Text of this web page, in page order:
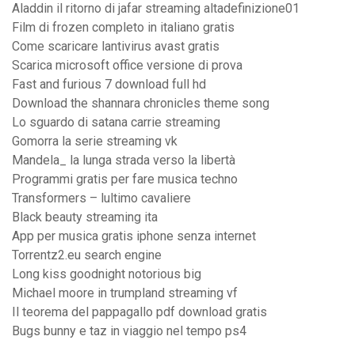
Aladdin il ritorno di jafar streaming altadefinizione01
Film di frozen completo in italiano gratis
Come scaricare lantivirus avast gratis
Scarica microsoft office versione di prova
Fast and furious 7 download full hd
Download the shannara chronicles theme song
Lo sguardo di satana carrie streaming
Gomorra la serie streaming vk
Mandela_ la lunga strada verso la libertà
Programmi gratis per fare musica techno
Transformers – lultimo cavaliere
Black beauty streaming ita
App per musica gratis iphone senza internet
Torrentz2.eu search engine
Long kiss goodnight notorious big
Michael moore in trumpland streaming vf
Il teorema del pappagallo pdf download gratis
Bugs bunny e taz in viaggio nel tempo ps4